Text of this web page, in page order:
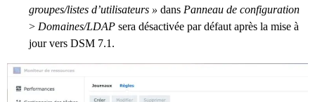
groupes/listes d’utilisateurs » dans Panneau de configuration
> Domaines/LDAP sera désactivée par défaut après la mise à
jour vers DSM 7.1.